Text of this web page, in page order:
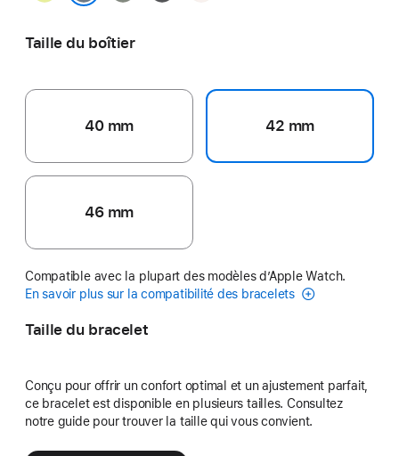
Taille du boîtier
40 mm 42 mm
46 mm
Compatible avec la plupart des modèles d’Apple Watch.
En savoir plus sur la compatibilité des bracelets
Taille du bracelet
Conçu pour offrir un confort optimal et un ajustement parfait,
ce bracelet est disponible en plusieurs tailles. Consultez
notre guide pour trouver la taille qui vous convient.